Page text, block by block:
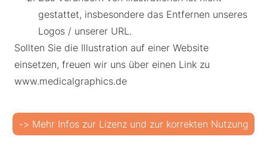
gestattet, insbesondere das Entfernen unseres
Logos / unserer URL.
Sollten Sie die Illustration auf einer Website
einsetzen, freuen wir uns über einen Link zu
www.medicalgraphics.de
-> Mehr Infos zur Lizenz und zur korrekten Nutzung